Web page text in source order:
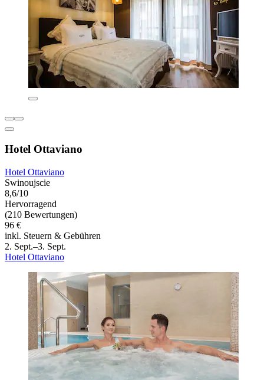
Hotel Ottaviano
Hotel Ottaviano
Swinoujscie
8,6/10
Hervorragend
(210 Bewertungen)
96 €
inkl. Steuern & Gebühren
2. Sept.–3. Sept.
Hotel Ottaviano